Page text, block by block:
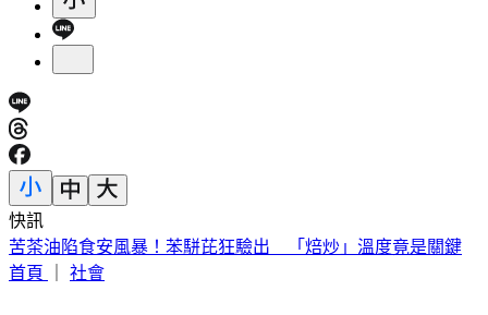
快訊
城鎮韌性演習將登場！2賣場暫停行動支付 萬家福暫停營業
首頁
社會